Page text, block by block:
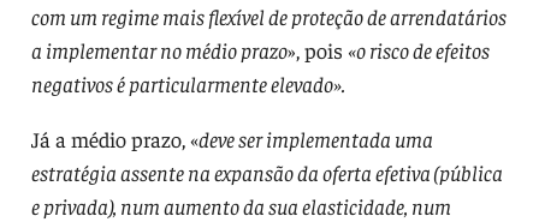
com um regime mais flexível de proteção de arrendatários
a implementar no médio prazo», pois «o risco de efeitos
negativos é particularmente elevado».
Já a médio prazo, «deve ser implementada uma
estratégia assente na expansão da oferta efetiva (pública
e privada), num aumento da sua elasticidade, num